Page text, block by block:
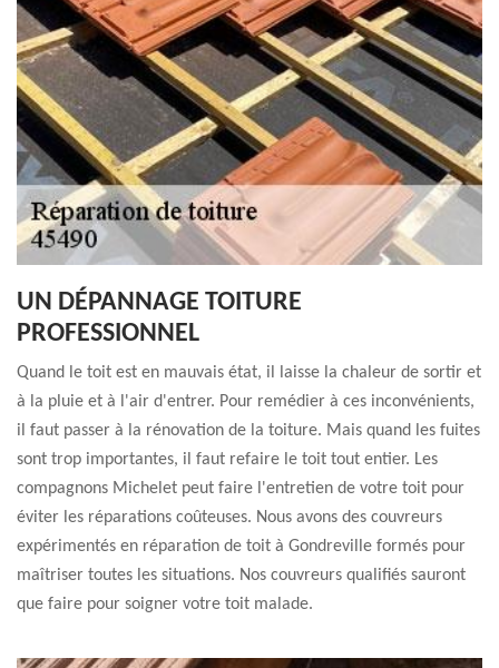
UN DÉPANNAGE TOITURE
PROFESSIONNEL
Quand le toit est en mauvais état, il laisse la chaleur de sortir et
à la pluie et à l'air d'entrer. Pour remédier à ces inconvénients,
il faut passer à la rénovation de la toiture. Mais quand les fuites
sont trop importantes, il faut refaire le toit tout entier. Les
compagnons Michelet peut faire l'entretien de votre toit pour
éviter les réparations coûteuses. Nous avons des couvreurs
expérimentés en réparation de toit à Gondreville formés pour
maîtriser toutes les situations. Nos couvreurs qualifiés sauront
que faire pour soigner votre toit malade.